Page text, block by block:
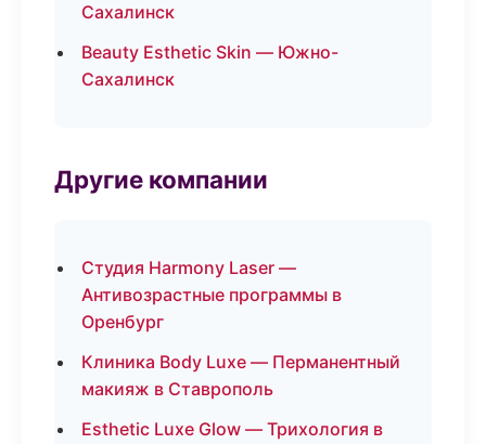
Сахалинск
Beauty Esthetic Skin — Южно-
Сахалинск
Другие компании
Студия Harmony Laser —
Антивозрастные программы в
Оренбург
Клиника Body Luxe — Перманентный
макияж в Ставрополь
Esthetic Luxe Glow — Трихология в